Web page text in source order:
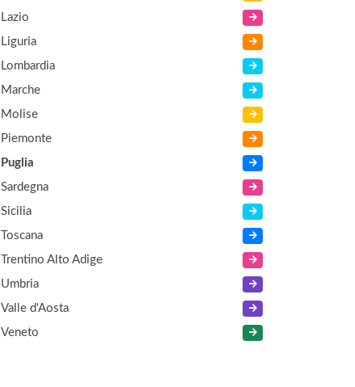
Lazio
Liguria
Lombardia
Marche
Molise
Piemonte
Puglia
Sardegna
Sicilia
Toscana
Trentino Alto Adige
Umbria
Valle d'Aosta
Veneto